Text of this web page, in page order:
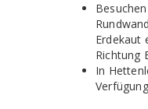
Erdekaut
Richtung
In